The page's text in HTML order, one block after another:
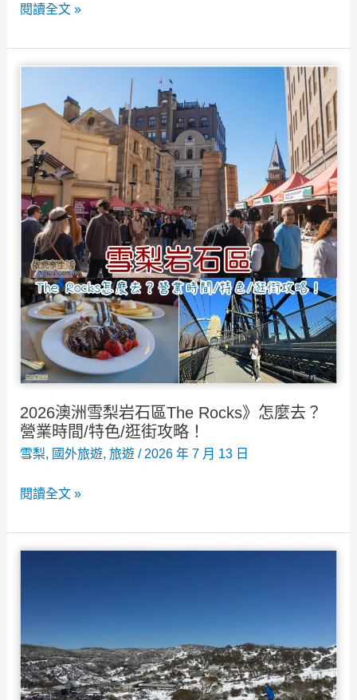
(附
間
表)
2026
鯨》
冬
季
限
定，
賞
船
怎
麼
選?
注
意
項
看
篇！
閱讀全文 »
2026澳洲雪梨岩石區The Rocks》怎麼去？
營業時間/特色/逛街攻略！
雪梨, 國外旅遊, 旅遊/ 2026 年 7 月 13 日
2026
區
The
閱讀全文 »